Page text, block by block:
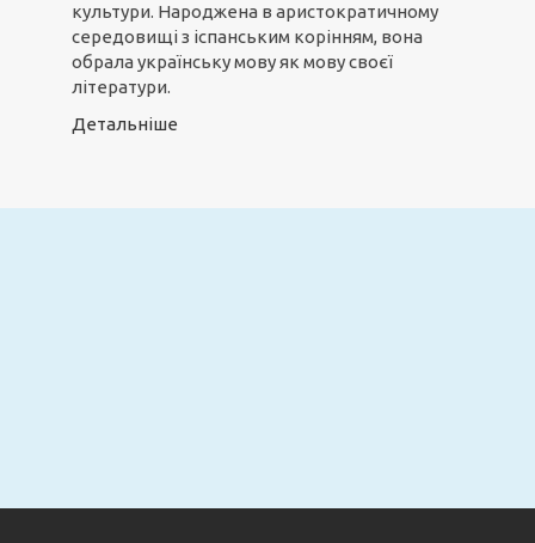
культури. Народжена в аристократичному
середовищі з іспанським корінням, вона
обрала українську мову як мову своєї
літератури.
Детальніше